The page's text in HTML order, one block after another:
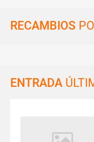
RECAMBIOS
ENTRADA